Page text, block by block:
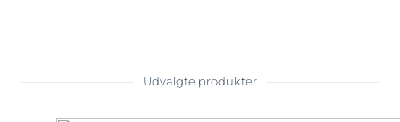
Udvalgte produkter